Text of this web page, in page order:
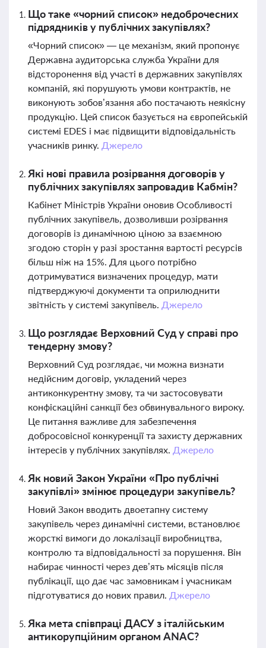
Що таке «чорний список» недоброчесних
підрядників у публічних закупівлях?
«Чорний список» — це механізм, який пропонує
Державна аудиторська служба України для
відсторонення від участі в державних закупівлях
компаній, які порушують умови контрактів, не
виконують зобов’язання або постачають неякісну
продукцію. Цей список базується на європейській
системі EDES і має підвищити відповідальність
учасників ринку. Джерело
Які нові правила розірвання договорів у
публічних закупівлях запровадив Кабмін?
Кабінет Міністрів України оновив Особливості
публічних закупівель, дозволивши розірвання
договорів із динамічною ціною за взаємною
згодою сторін у разі зростання вартості ресурсів
більш ніж на 15%. Для цього потрібно
дотримуватися визначених процедур, мати
підтверджуючі документи та оприлюднити
звітність у системі закупівель. Джерело
Що розглядає Верховний Суд у справі про
тендерну змову?
Верховний Суд розглядає, чи можна визнати
недійсним договір, укладений через
антиконкурентну змову, та чи застосовувати
конфіскаційні санкції без обвинувального вироку.
Це питання важливе для забезпечення
добросовісної конкуренції та захисту державних
інтересів у публічних закупівлях. Джерело
Як новий Закон України «Про публічні
закупівлі» змінює процедури закупівель?
Новий Закон вводить двоетапну систему
закупівель через динамічні системи, встановлює
жорсткі вимоги до локалізації виробництва,
контролю та відповідальності за порушення. Він
набирає чинності через дев’ять місяців після
публікації, що дає час замовникам і учасникам
підготуватися до нових правил. Джерело
Яка мета співпраці ДАСУ з італійським
антикорупційним органом ANAC?